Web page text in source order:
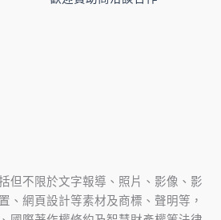
但不限於文字報導、照片、影像、影
、網頁設計等素材及商標、聲明等，